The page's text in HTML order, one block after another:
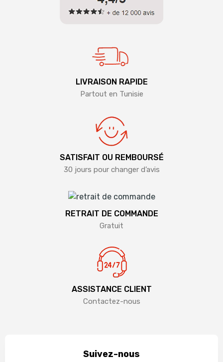
LIVRAISON RAPIDE
Partout en Tunisie
SATISFAIT OU REMBOURSÉ
30 jours pour changer d’avis
RETRAIT DE COMMANDE
Gratuit
ASSISTANCE CLIENT
Contactez-nous
Suivez-nous